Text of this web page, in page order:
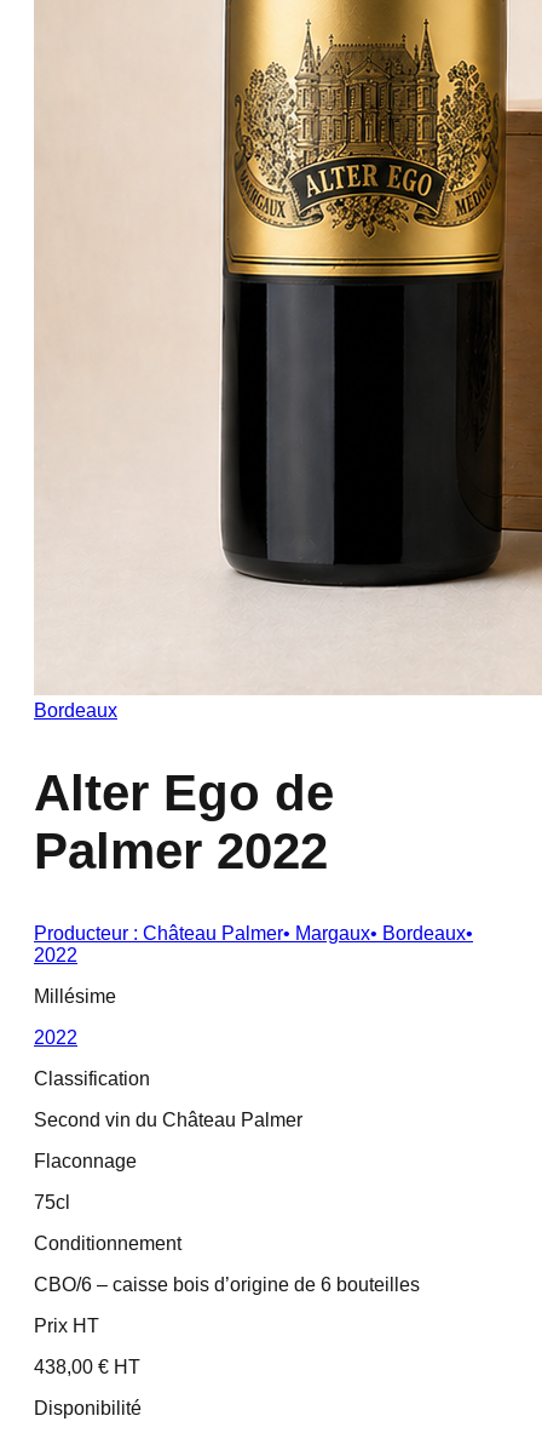
Bordeaux
Alter Ego de
Palmer 2022
Producteur : Château Palmer• Margaux• Bordeaux•
2022
Millésime
2022
Classification
Second vin du Château Palmer
Flaconnage
75cl
Conditionnement
CBO/6 – caisse bois d’origine de 6 bouteilles
Prix HT
438,00 € HT
Disponibilité